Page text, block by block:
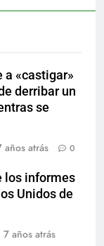
a «castigar»
derribar un
se
años atrás 0
los informes
Unidos de
7 años atrás